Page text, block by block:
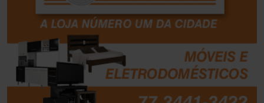
Boquira (152)
Botuporã
Brasil (7679)
Brumado (31950)